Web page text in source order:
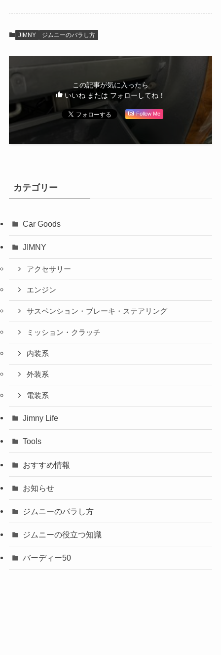
JIMNY ジムニーのバラし方
この記事が気に入ったら
いいね または フォローしてね！
Follow Me
カテゴリー
Car Goods
JIMNY
アクセサリー
エンジン
サスペンション・ブレーキ・ステアリング
ミッション・クラッチ
内装系
外装系
電装系
Jimny Life
Tools
おすすめ情報
お知らせ
ジムニーのバラし方
ジムニーの役立つ知識
バーディー50